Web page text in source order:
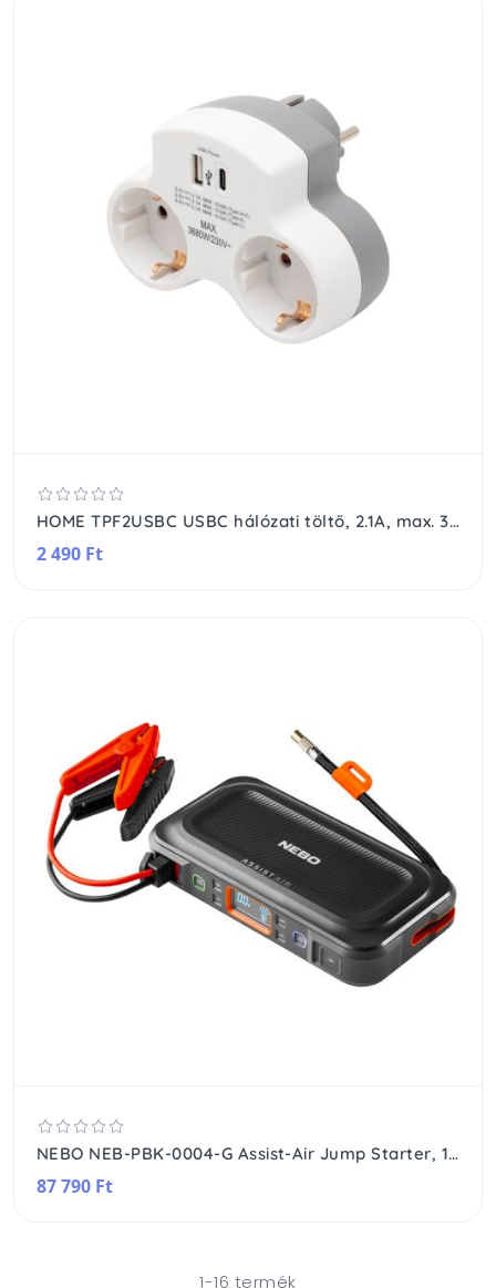
HOME TPF2USBC USBC hálózati töltő, 2.1A, max. 3680 W, 2 db földelt hálózati aljzat gyermekvédő zsaluval
2 490 Ft
NEBO NEB-PBK-0004-G Assist-Air Jump Starter, 1500 A, 55,5 Wh akkumulátor, 120 PSI, 1x USB-A (2,1 A), 1x USB-C (20 W), 200 lm, indítás rásegítő
87 790 Ft
1-16 termék